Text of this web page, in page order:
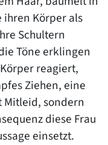
ihren Körper als
Schultern
Töne erklingen
reagiert,
Ziehen, eine
Mitleid, sondern
diese Frau
einsetzt.